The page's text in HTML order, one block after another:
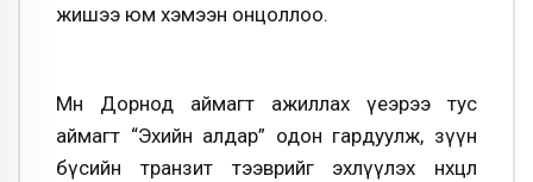
жишээ юм хэмээн онцоллоо.
Мөн Дорнод аймагт ажиллах үеэрээ тус
аймагт “Эхийн алдар” одон гардуулж, зүүн
бүсийн транзит тээврийг эхлүүлэх нөхцөл